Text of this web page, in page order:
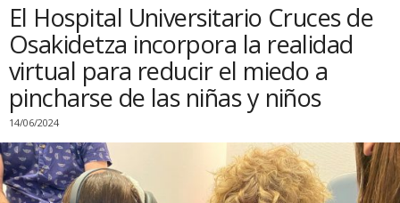
El Hospital Universitario Cruces de
Osakidetza incorpora la realidad
virtual para reducir el miedo a
pincharse de las niñas y niños
14/06/2024